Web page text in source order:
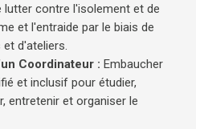
lutter contre l'isolement et de
et l'entraide par le biais de
d'ateliers.
Coordinateur : Embaucher
et inclusif pour étudier,
entretenir et organiser le